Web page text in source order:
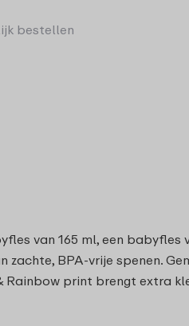
bestellen
van 165 ml, een babyfles
BPA-vrije spenen.
print brengt extra